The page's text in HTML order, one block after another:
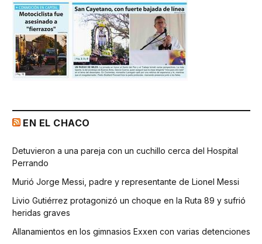
EN EL CHACO
Detuvieron a una pareja con un cuchillo cerca del Hospital
Perrando
Murió Jorge Messi, padre y representante de Lionel Messi
Livio Gutiérrez protagonizó un choque en la Ruta 89 y sufrió
heridas graves
Allanamientos en los gimnasios Exxen con varias detenciones